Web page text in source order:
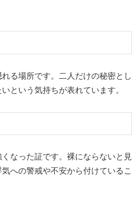
る場所です。二人だけの秘密とし
という気持ちが表れています。
なった証です。裸にならないと見
への警戒や不安から付けているこ